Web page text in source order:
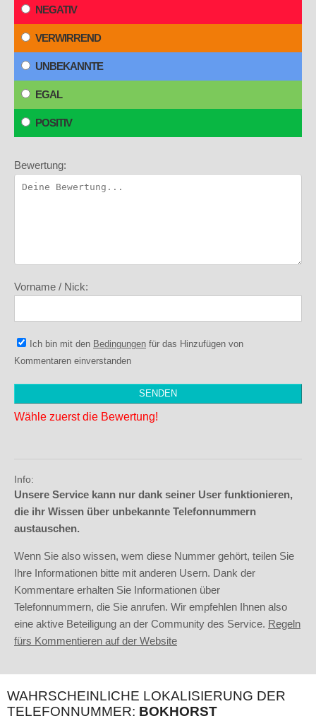
NEGATIV
VERWIRREND
UNBEKANNTE
EGAL
POSITIV
Bewertung:
Vorname / Nick:
Ich bin mit den Bedingungen für das Hinzufügen von
Kommentaren einverstanden
Wähle zuerst die Bewertung!
Info:
Unsere Service kann nur dank seiner User funktionieren,
die ihr Wissen über unbekannte Telefonnummern
austauschen.
Wenn Sie also wissen, wem diese Nummer gehört, teilen Sie
Ihre Informationen bitte mit anderen Usern. Dank der
Kommentare erhalten Sie Informationen über
Telefonnummern, die Sie anrufen. Wir empfehlen Ihnen also
eine aktive Beteiligung an der Community des Service. Regeln
fürs Kommentieren auf der Website
WAHRSCHEINLICHE LOKALISIERUNG DER
TELEFONNUMMER: BOKHORST